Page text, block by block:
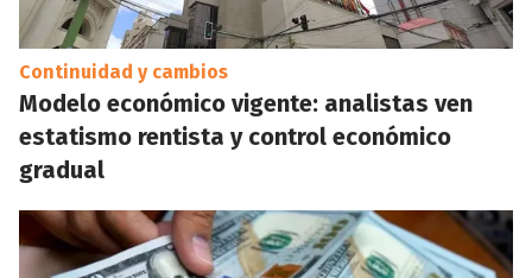
Continuidad y cambios
Modelo económico vigente: analistas ven
estatismo rentista y control económico
gradual